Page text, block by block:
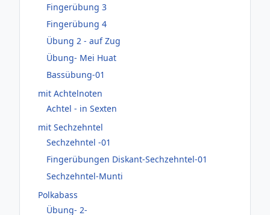
Fingerübung 3
Fingerübung 4
Übung 2 - auf Zug
Übung- Mei Huat
Bassübung-01
mit Achtelnoten
Achtel - in Sexten
mit Sechzehntel
Sechzehntel -01
Fingerübungen Diskant-Sechzehntel-01
Sechzehntel-Munti
Polkabass
Übung- 2-